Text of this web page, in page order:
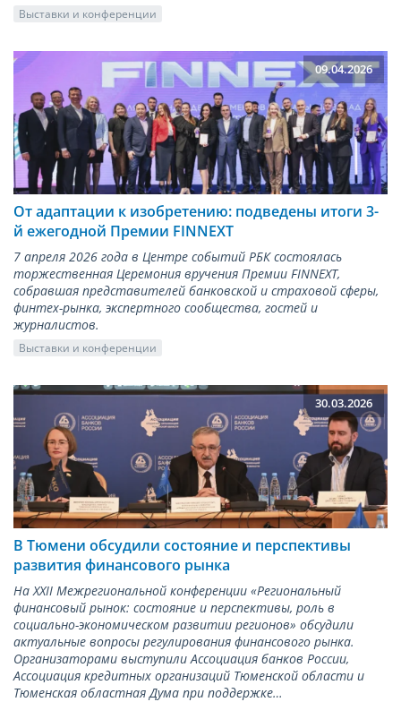
Выставки и конференции
09.04.2026
От адаптации к изобретению: подведены итоги 3-
й ежегодной Премии FINNEXT
7 апреля 2026 года в Центре событий РБК состоялась
торжественная Церемония вручения Премии FINNEXT,
собравшая представителей банковской и страховой сферы,
финтех-рынка, экспертного сообщества, гостей и
журналистов.
Выставки и конференции
30.03.2026
В Тюмени обсудили состояние и перспективы
развития финансового рынка
На XXII Межрегиональной конференции «Региональный
финансовый рынок: состояние и перспективы, роль в
социально-экономическом развитии регионов» обсудили
актуальные вопросы регулирования финансового рынка.
Организаторами выступили Ассоциация банков России,
Ассоциация кредитных организаций Тюменской области и
Тюменская областная Дума при поддержке…